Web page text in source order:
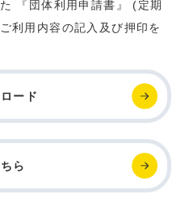
『団体利用申請書』 (定期
利用内容の記入及び押印を
ード
ら